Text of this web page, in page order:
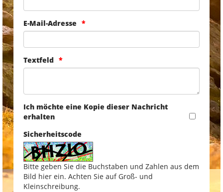
E-Mail-Adresse
Textfeld
Ich möchte eine Kopie dieser Nachricht
erhalten
Sicherheitscode
Bitte geben Sie die Buchstaben und Zahlen aus dem
Bild hier ein. Achten Sie auf Groß- und
Kleinschreibung.